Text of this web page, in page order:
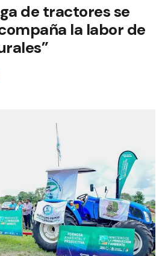
de tractores se
la labor de